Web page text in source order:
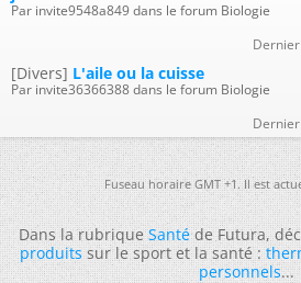
Par invite9548a849 dans le forum Biologie
[Divers] L'aile ou la cuisse
Par invite36366388 dans le forum Biologie
Fuseau horaire GMT +1. Il est
Dans la rubriqueSantéde Futura,
produitssur le sport et la santé :
personnels...